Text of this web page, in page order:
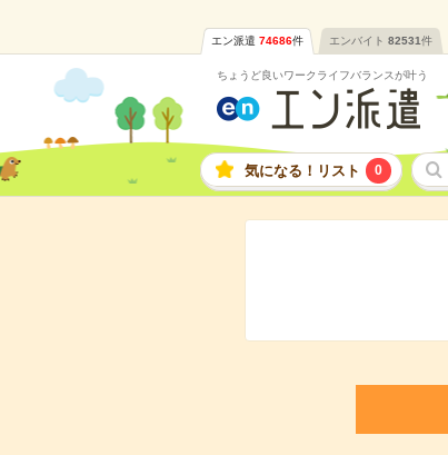
エン派遣 74686件 エンバイト 82531件
ちょうど良いワークライフバランスが叶う
気になる！リスト 0